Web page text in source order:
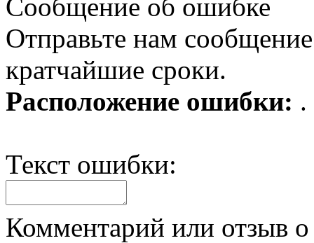
Сообщение об ошибке
Отправьте нам
кратчайшие сроки.
Расположение ошибки: .
Текст ошибки:
Комментарий или отзыв о